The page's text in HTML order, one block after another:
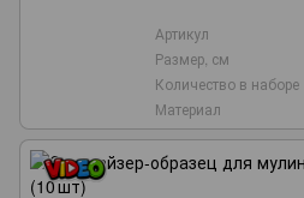
Артикул
Размер, см
Количество в наборе
Материал